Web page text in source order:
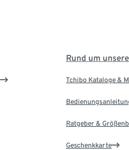
Rund um
Tchibo Kataloge &
Ratgeber &
Geschenkkarte